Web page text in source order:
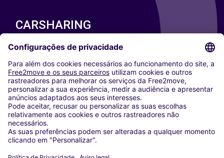
CARSHARING
NOSSAS CIDADES
Washington DC
Milan
Rome
Turin
Vienna
Berlin
Cologne
Dusseldorf
Frankfurt